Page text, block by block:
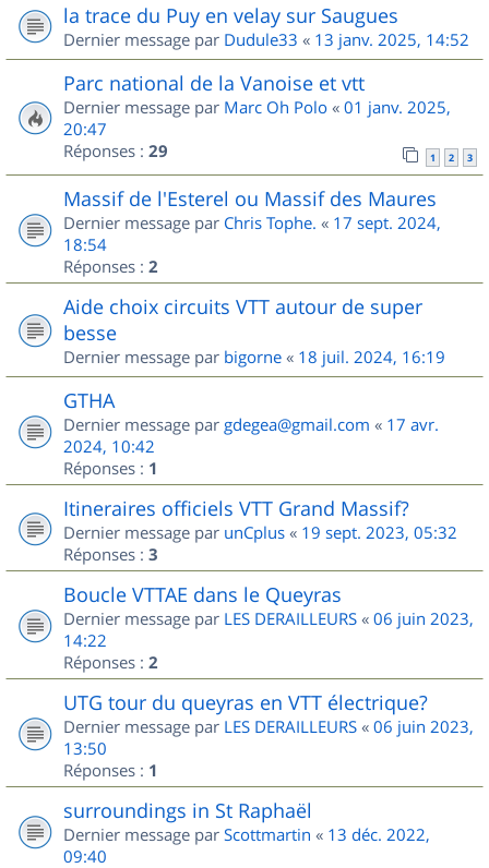
la trace du Puy en velay sur Saugues
Dernier message par Dudule33 « 13 janv. 2025, 14:52
Parc national de la Vanoise et vtt
Dernier message par Marc Oh Polo « 01 janv. 2025,
20:47
Réponses : 29 1 2 3
Massif de l'Esterel ou Massif des Maures
Dernier message par Chris Tophe. « 17 sept. 2024,
18:54
Réponses : 2
Aide choix circuits VTT autour de super
besse
Dernier message par bigorne « 18 juil. 2024, 16:19
GTHA
Dernier message par gdegea@gmail.com « 17 avr.
2024, 10:42
Réponses : 1
Itineraires officiels VTT Grand Massif?
Dernier message par unCplus « 19 sept. 2023, 05:32
Réponses : 3
Boucle VTTAE dans le Queyras
Dernier message par LES DERAILLEURS « 06 juin 2023,
14:22
Réponses : 2
UTG tour du queyras en VTT électrique?
Dernier message par LES DERAILLEURS « 06 juin 2023,
13:50
Réponses : 1
surroundings in St Raphaël
Dernier message par Scottmartin « 13 déc. 2022,
09:40